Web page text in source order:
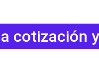
cotización